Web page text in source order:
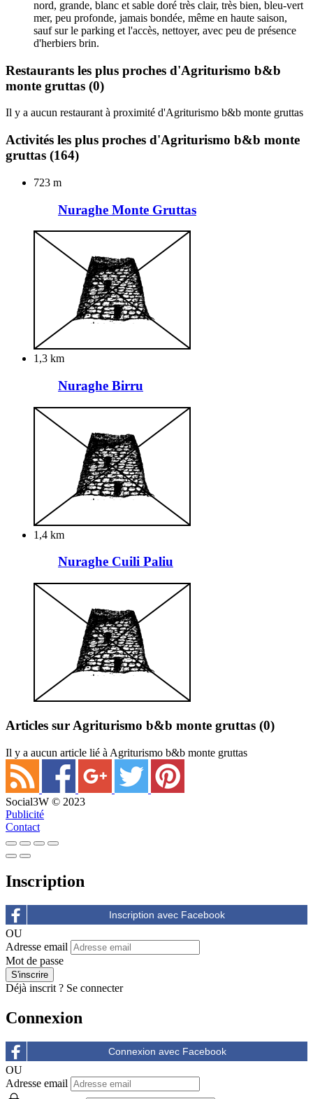
nord, grande, blanc et sable doré très clair, très bien, bleu-vert
mer, peu profonde, jamais bondée, même en haute saison,
sauf sur le parking et l'accès, nettoyer, avec peu de présence
d'herbiers brin.
Restaurants les plus proches d'Agriturismo b&b
monte gruttas (0)
Il y a aucun restaurant à proximité d'Agriturismo b&b monte gruttas
Activités les plus proches d'Agriturismo b&b monte
gruttas (164)
723 m
Nuraghe Monte Gruttas
1,3 km
Nuraghe Birru
1,4 km
Nuraghe Cuili Paliu
Articles sur Agriturismo b&b monte gruttas (0)
Il y a aucun article lié à Agriturismo b&b monte gruttas
Social3W © 2023
Publicité
Contact
Inscription
OU
Adresse email
Mot de passe
Déjà inscrit ? Se connecter
Connexion
OU
Adresse email